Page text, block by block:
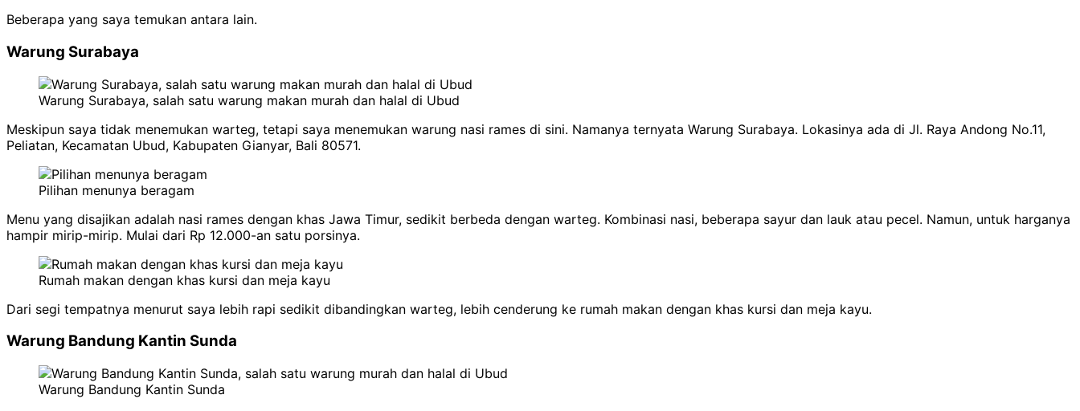
Beberapa yang saya temukan antara lain.
Warung Surabaya
Warung Surabaya, salah satu warung makan murah dan halal di Ubud
Meskipun saya tidak menemukan warteg, tetapi saya menemukan warung nasi rames di sini. Namanya ternyata Warung Surabaya. Lokasinya ada di Jl. Raya Andong No.11,
Peliatan, Kecamatan Ubud, Kabupaten Gianyar, Bali 80571.
Pilihan menunya beragam
Menu yang disajikan adalah nasi rames dengan khas Jawa Timur, sedikit berbeda dengan warteg. Kombinasi nasi, beberapa sayur dan lauk atau pecel. Namun, untuk harganya
hampir mirip-mirip. Mulai dari Rp 12.000-an satu porsinya.
Rumah makan dengan khas kursi dan meja kayu
Dari segi tempatnya menurut saya lebih rapi sedikit dibandingkan warteg, lebih cenderung ke rumah makan dengan khas kursi dan meja kayu.
Warung Bandung Kantin Sunda
Warung Bandung Kantin Sunda